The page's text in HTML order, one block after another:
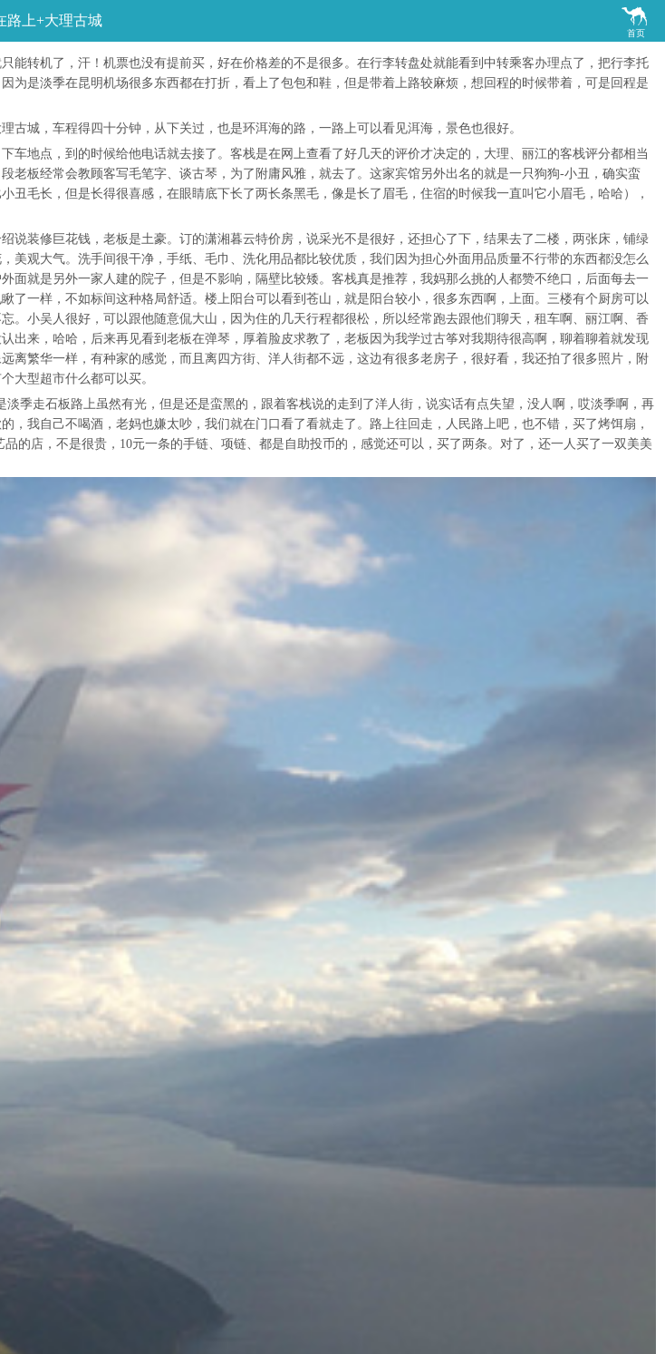

首页
路上+大理古城
转机了，汗！机票也没有提前买，好在价格差的不是很多。在行李转盘处就能看到中转乘客办理点了，把行李托
是淡季在昆明机场很多东西都在打折，看上了包包和鞋，但是带着上路较麻烦，想回程的时候带着，可是回程是
城，车程得四十分钟，从下关过，也是环洱海的路，一路上可以看见洱海，景色也很好。
地点，到的时候给他电话就去接了。客栈是在网上查看了好几天的评价才决定的，大理、丽江的客栈评分都相当
板经常会教顾客写毛笔字、谈古琴，为了附庸风雅，就去了。这家宾馆另外出名的就是一只狗狗-小丑，确实蛮
毛长，但是长得很喜感，在眼睛底下长了两长条黑毛，像是长了眉毛，住宿的时候我一直叫它小眉毛，哈哈），
装修巨花钱，老板是土豪。订的潇湘暮云特价房，说采光不是很好，还担心了下，结果去了二楼，两张床，铺绿
观大气。洗手间很干净，手纸、毛巾、洗化用品都比较优质，我们因为担心外面用品质量不行带的东西都没怎么
就是另外一家人建的院子，但是不影响，隔壁比较矮。客栈真是推荐，我妈那么挑的人都赞不绝口，后面每去一
一样，不如标间这种格局舒适。楼上阳台可以看到苍山，就是阳台较小，很多东西啊，上面。三楼有个厨房可以
小吴人很好，可以跟他随意侃大山，因为住的几天行程都很松，所以经常跑去跟他们聊天，租车啊、丽江啊、香
来，哈哈，后来再见看到老板在弹琴，厚着脸皮求教了，老板因为我学过古筝对我期待很高啊，聊着聊着就发现
繁华一样，有种家的感觉，而且离四方街、洋人街都不远，这边有很多老房子，很好看，我还拍了很多照片，附
大型超市什么都可以买。
季走石板路上虽然有光，但是还是蛮黑的，跟着客栈说的走到了洋人街，说实话有点失望，没人啊，哎淡季啊，再
我自己不喝酒，老妈也嫌太吵，我们就在门口看了看就走了。路上往回走，人民路上吧，也不错，买了烤饵扇，
的店，不是很贵，10元一条的手链、项链、都是自助投币的，感觉还可以，买了两条。对了，还一人买了一双美美